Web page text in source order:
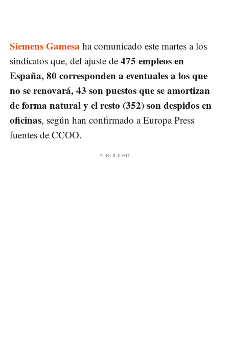
Siemens Gamesa ha comunicado este martes a los
sindicatos que, del ajuste de 475 empleos en
España, 80 corresponden a eventuales a los que
no se renovará, 43 son puestos que se amortizan
de forma natural y el resto (352) son despidos en
oficinas, según han confirmado a Europa Press
fuentes de CCOO.